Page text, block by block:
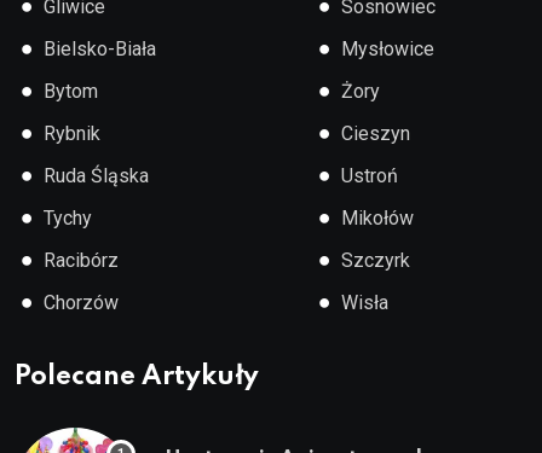
● Gliwice
● Bielsko-Biała
● Bytom
● Rybnik
● Ruda Śląska
● Tychy
● Racibórz
● Chorzów
● Sosnowiec
● Mysłowice
● Żory
● Cieszyn
● Ustroń
● Mikołów
● Szczyrk
● Wisła
Polecane Artykuły